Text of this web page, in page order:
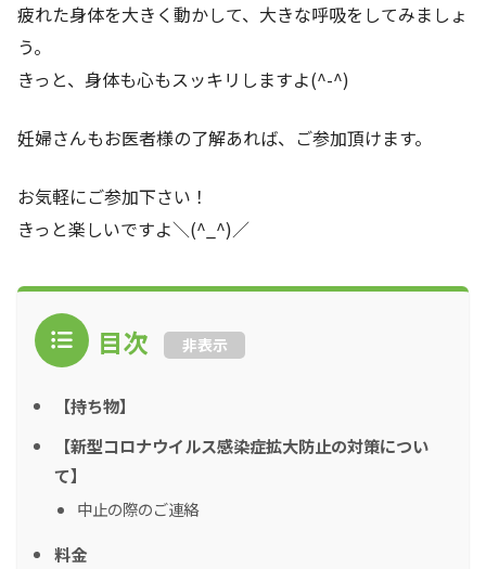
疲れた身体を大きく動かして、大きな呼吸をしてみましょ
う。
きっと、身体も心もスッキリしますよ(^-^)
妊婦さんもお医者様の了解あれば、ご参加頂けます。
お気軽にご参加下さい！
きっと楽しいですよ＼(^_^)／
目次 非表示
【持ち物】
【新型コロナウイルス感染症拡大防止の対策につい
て】
中止の際のご連絡
料金